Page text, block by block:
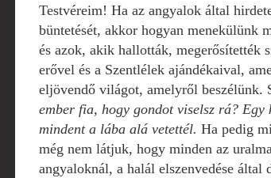
Testvéreim! Ha az angyalok által
büntetését, akkor hogyan menekülünk
és azok, akik hallották, megerősítették
erővel és a Szentlélek ajándékaival,
eljövendő világot, amelyről beszélünk.
ember fia, hogy gondot viselsz rá? Egy
mindent a lába alá vetettél. Ha pedig
még nem látjuk, hogy minden az
angyaloknál, a halál elszenvedése